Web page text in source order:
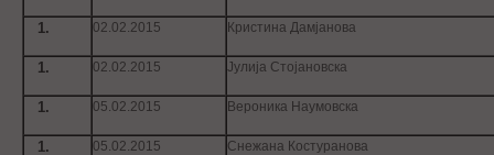
02.02.2015 Кристина Дамјанова
02.02.2015 Јулија Стојановска
05.02.2015 Вероника Наумовска
05.02.2015 Снежана Костуранова